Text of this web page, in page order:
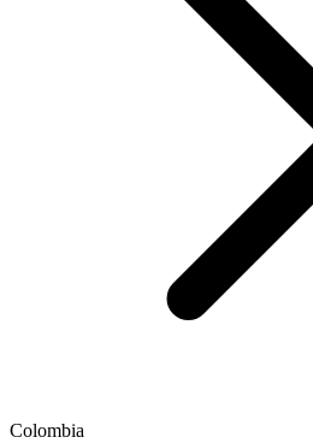
Colombia